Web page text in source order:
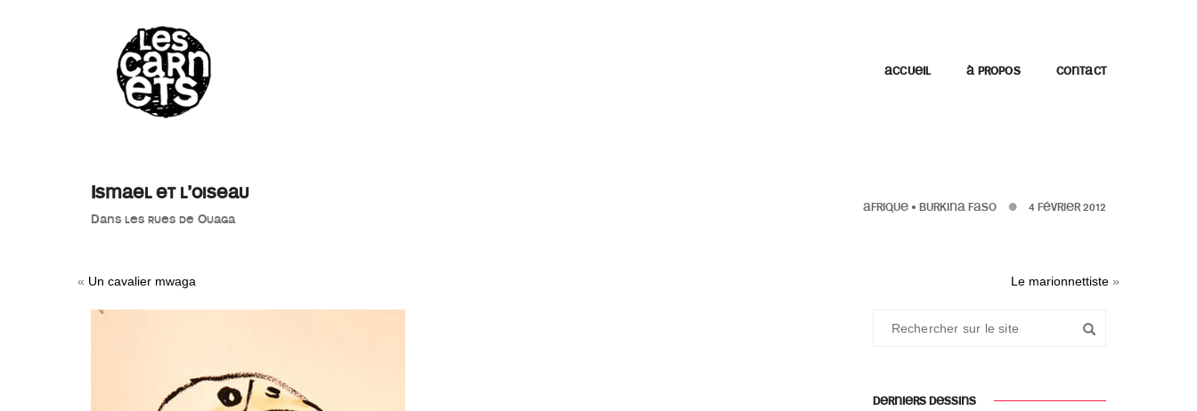
ACCUEIL À PROPOS CONTACT
Ismael et l’oiseau
Dans les rues de Ouaga
AFRIQUE • BURKINA FASO 4 FÉVRIER 2012
« Un cavalier mwaga Le marionnettiste »
DERNIERS DESSINS